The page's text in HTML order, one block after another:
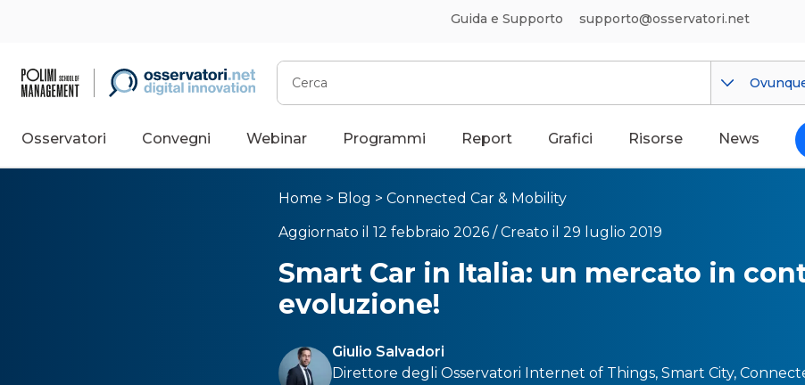
Guida e Supporto supporto@osservatori.net
Cerca
Osservatori Convegni Webinar Programmi Report Grafici Risorse News
Home > Blog > Connected Car & Mobility
Aggiornato il 12 febbraio 2026 / Creato il 29 luglio 2019
Smart Car in Italia: un mercato in
evoluzione!
Giulio Salvadori
Direttore degli Osservatori Internet of Things, Smart City,